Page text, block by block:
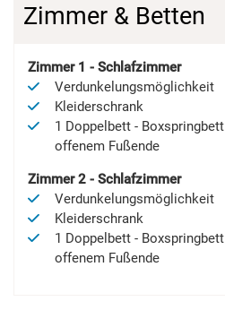
Zimmer & Betten
Zimmer 1 - Schlafzimmer
Verdunkelungsmöglichkeit
Kleiderschrank
1 Doppelbett - Boxspringbett
offenem Fußende
Zimmer 2 - Schlafzimmer
Verdunkelungsmöglichkeit
Kleiderschrank
1 Doppelbett - Boxspringbett
offenem Fußende